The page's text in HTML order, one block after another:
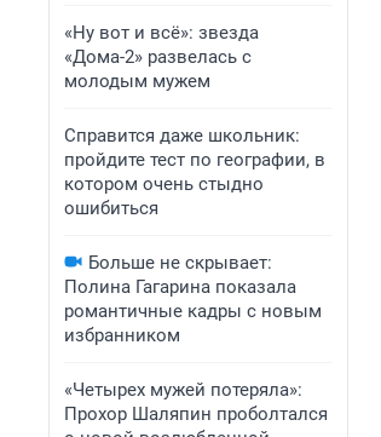
«Ну вот и всё»: звезда
«Дома-2» развелась с
молодым мужем
Справится даже школьник:
пройдите тест по географии, в
котором очень стыдно
ошибиться
Больше не скрывает:
Полина Гагарина показала
романтичные кадры с новым
избранником
«Четырех мужей потеряла»:
Прохор Шаляпин проболтался